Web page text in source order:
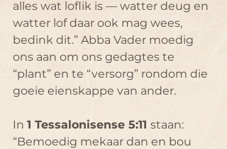
alles wat loflik is — watter deug en
watter lof daar ook mag wees,
bedink dit.” Abba Vader moedig
ons aan om ons gedagtes te
“plant” en te “versorg” rondom die
goeie eienskappe van ander.
In 1 Tessalonisense 5:11 staan:
“Bemoedig mekaar dan en bou